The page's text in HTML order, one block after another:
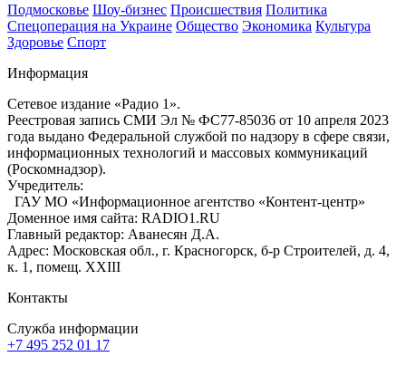
Подмосковье Шоу-бизнес Происшествия Политика
Спецоперация на Украине Общество Экономика Культура
Здоровье Спорт
Информация
Сетевое издание «Радио 1».
Реестровая запись СМИ Эл № ФС77-85036 от 10 апреля 2023
года выдано Федеральной службой по надзору в сфере связи,
информационных технологий и массовых коммуникаций
(Роскомнадзор).
Учредитель:
ГАУ МО «Информационное агентство «Контент-центр»
Доменное имя сайта: RADIO1.RU
Главный редактор: Аванесян Д.А.
Адрес: Московская обл., г. Красногорск, б-р Строителей, д. 4,
к. 1, помещ. XXIII
Контакты
Служба информации
+7 495 252 01 17